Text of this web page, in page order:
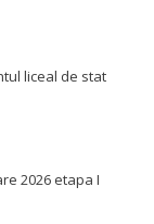
liceal de stat
2026 etapa I